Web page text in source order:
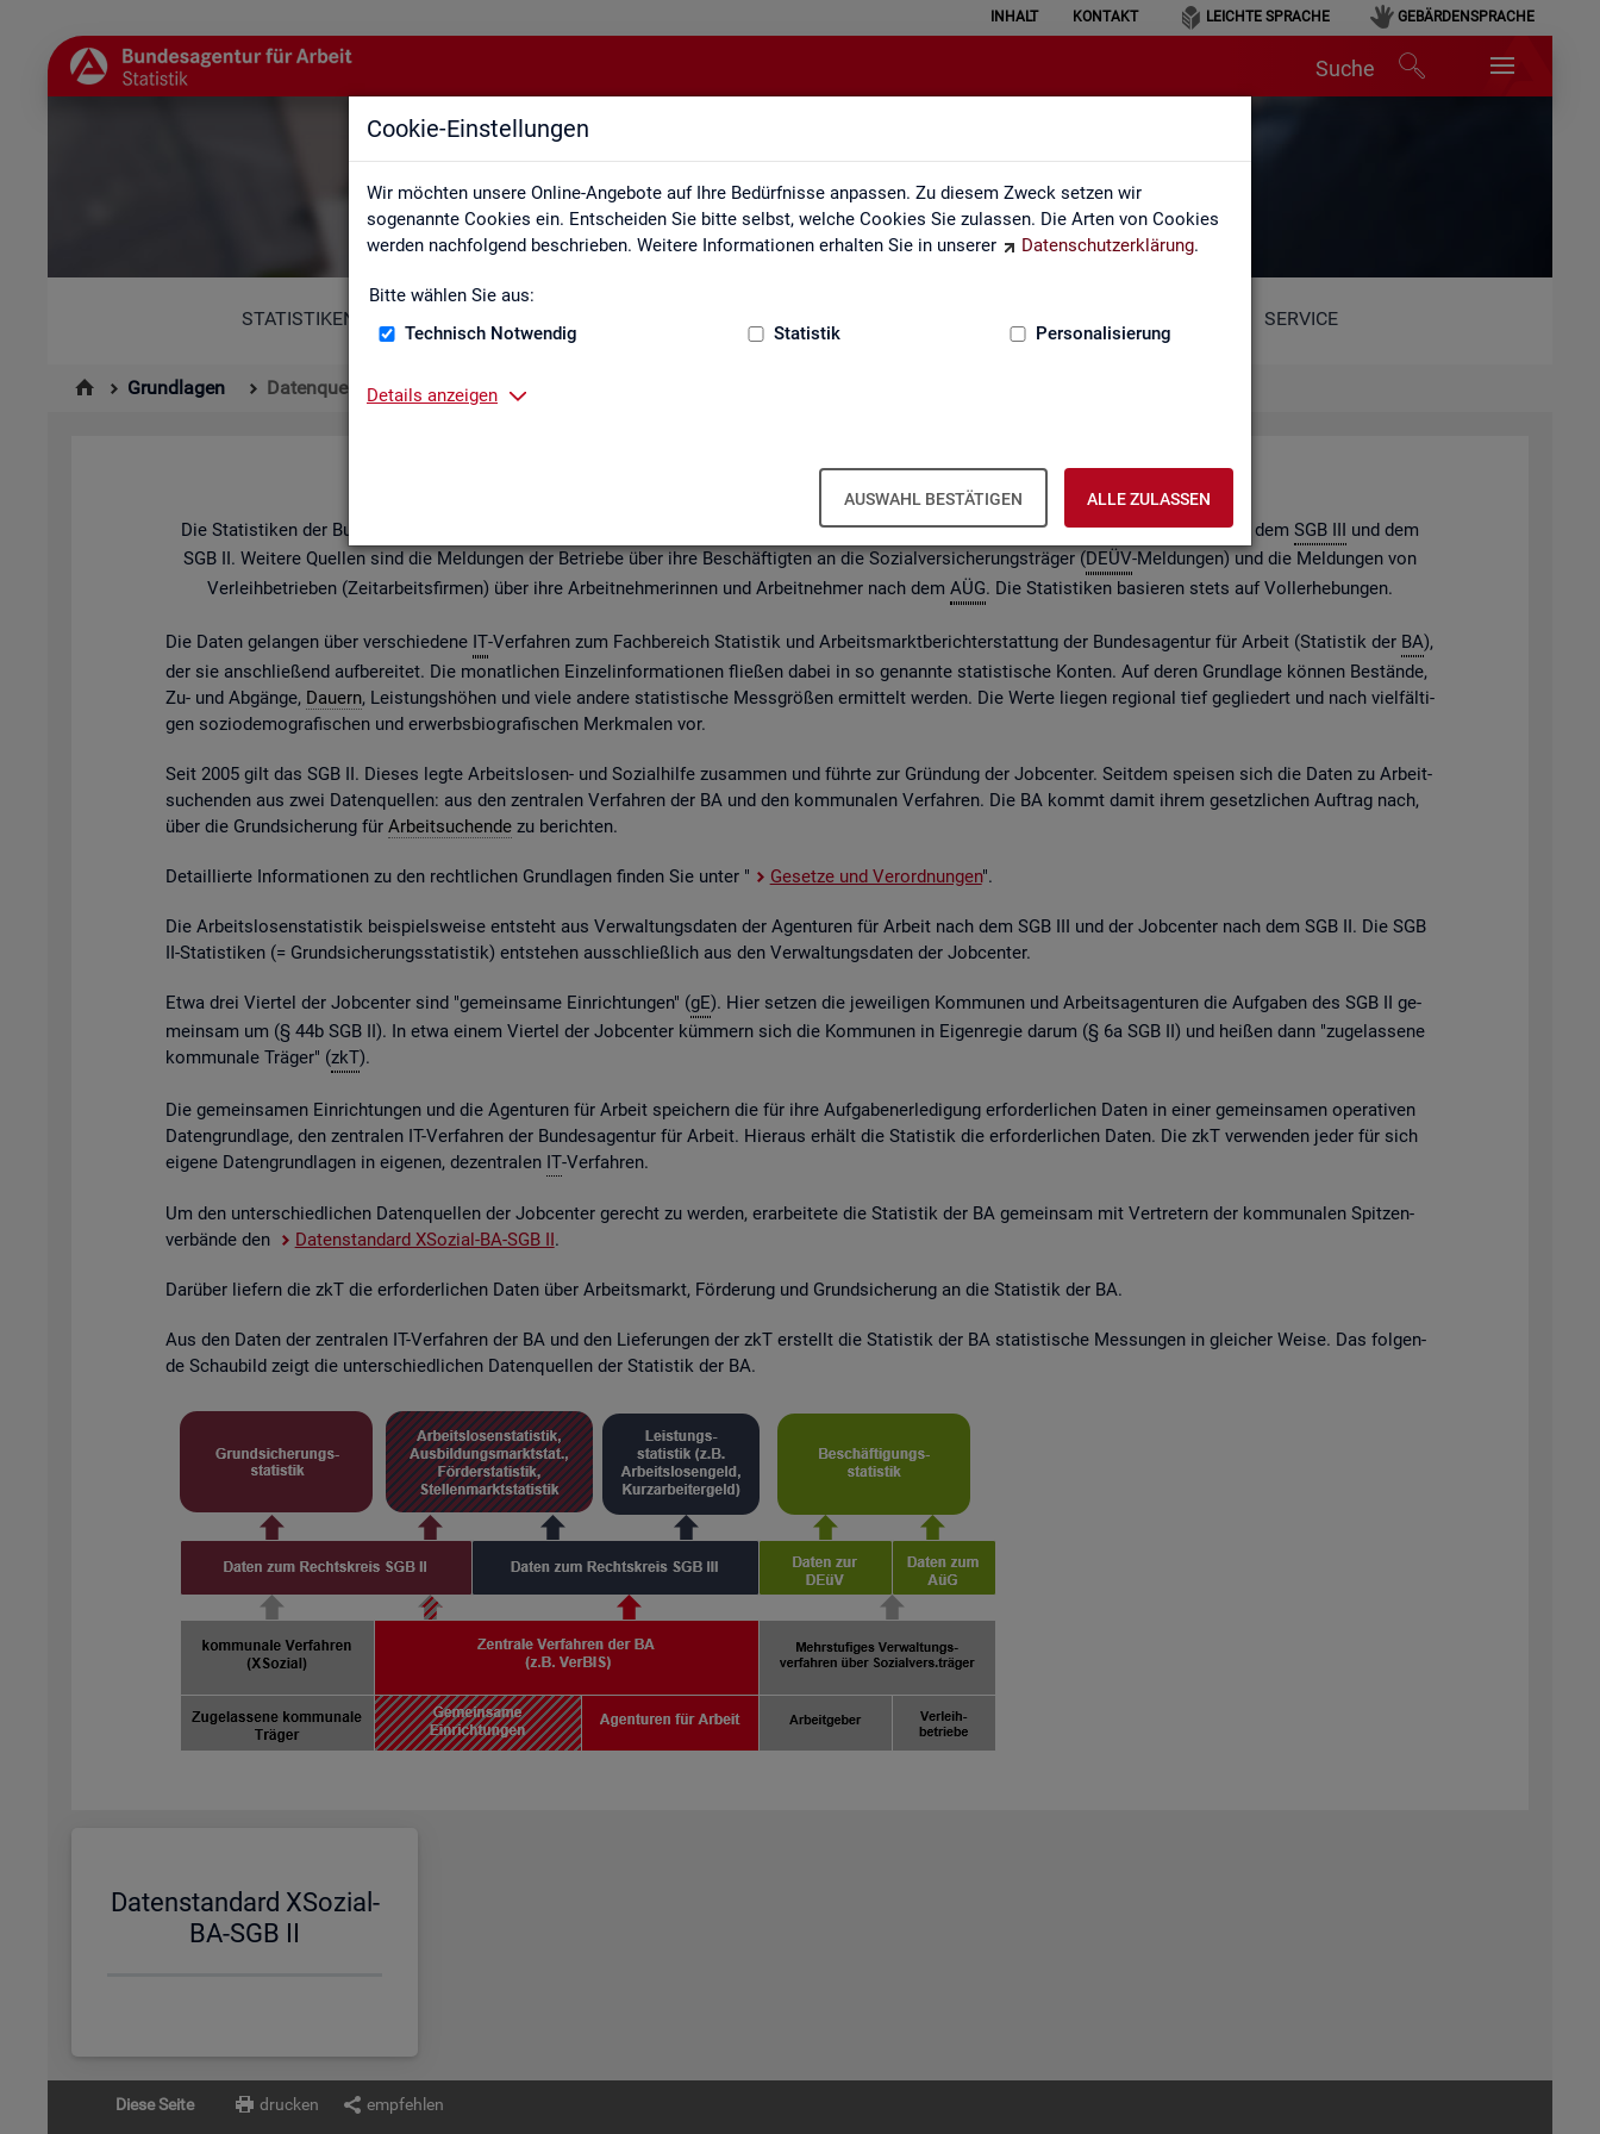
Cookie-Einstellungen
Wir möchten unsere Online-Angebote auf Ihre Bedürfnisse anpassen. Zu diesem Zweck setzen wir
sogenannte Cookies ein. Entscheiden Sie bitte selbst, welche Cookies Sie zulassen. Die Arten von Cookies
werden nachfolgend beschrieben. Weitere Informationen erhalten Sie in unserer
Datenschutzerklärung.
Bitte wählen Sie aus:
Technisch Notwendig
Statistik Personalisierung
Details anzeigen
AUSWAHL BESTÄTIGEN ALLE ZULASSEN
INHALT KONTAKT LEICHTE SPRACHE GEBÄRDENSPRACHE
Suche
Datenquellen
STATISTIKEN SERVICE
Grundlagen Datenquellen
Da­ten­quel­len
Die Sta­tis­ti­ken der Bun­des­agen­tur für Ar­beit ba­sie­ren über­wie­gend auf Ge­schäfts­da­ten der Agen­tu­ren für Ar­beit und derJob­cen­ternach dem SGB III und dem
SGB II. Wei­te­re Quel­len sind die Mel­dun­gen der Be­trie­be über ihre Be­schäf­tig­ten an die So­zi­al­ver­si­che­rungs­trä­ger (DEÜV-Mel­dun­gen) und die Mel­dun­gen von
Ver­leih­be­trie­ben (Zeit­ar­beits­fir­men) über ihre Ar­beit­neh­me­rin­nen und Ar­beit­neh­mer nach dem AÜG. Die Sta­tis­ti­ken ba­sie­ren stets auf Vol­l­er­he­bun­gen.
Die Daten ge­lan­gen über ver­schie­de­ne IT-Ver­fah­ren zum Fach­be­reich Sta­tis­tik und Ar­beits­markt­be­richt­erstat­tung der Bun­des­agen­tur für Ar­beit (Sta­tis­tik der BA),
der sie an­schlie­ßend auf­be­rei­tet. Die mo­nat­li­chen Ein­zel­in­for­ma­tio­nen flie­ßen dabei in so ge­nann­te sta­tis­ti­sche Kon­ten. Auf deren Grund­la­ge kön­nen Be­stän­de,
Zu- und Ab­gän­ge, Dau­ern, Leis­tungs­hö­hen und viele an­de­re sta­tis­ti­sche Mess­grö­ßen er­mit­telt wer­den. Die Werte lie­gen re­gio­nal tief ge­glie­dert und nach viel­fäl­ti­
gen so­zio­de­mo­gra­fi­schen und er­werbs­bio­gra­fi­schen Merk­ma­len vor.
Seit 2005 gilt das SGB II. Die­ses legte Ar­beits­lo­sen- und So­zi­al­hil­fe zu­sam­men und führ­te zur Grün­dung der Job­cen­ter. Seit­dem spei­sen sich die Daten zu Ar­beit­
su­chen­den aus zwei Da­ten­quel­len: aus den zen­tra­len Ver­fah­ren der BA und den kom­mu­na­len Ver­fah­ren. Die BA kommt damit ihrem ge­setz­li­chen Auf­trag nach,
über die Grund­si­che­rung für Ar­beit­su­chen­dezu be­rich­ten.
De­tail­lier­te In­for­ma­tio­nen zu den recht­li­chen Grund­la­gen fin­den Sie unter " Ge­set­ze und Ver­ord­nun­gen".
Die Ar­beits­lo­sen­sta­tis­tik bei­spiels­wei­se ent­steht aus Ver­wal­tungs­da­ten der Agen­tu­ren für Ar­beit nach dem SGB III und der Job­cen­ter nach dem SGB II. Die SGB
II-Sta­tis­ti­ken (= Grund­si­che­rungs­sta­tis­tik) ent­ste­hen aus­schlie­ß­lich aus den Ver­wal­tungs­da­ten der Job­cen­ter.
Etwa drei Vier­tel der Job­cen­ter sind "ge­mein­sa­me Ein­rich­tun­gen" (gE). Hier set­zen die je­wei­li­gen Kom­mu­nen und Ar­beits­agen­tu­ren die Auf­ga­ben des SGB II ge­
mein­sam um (§ 44b SGB II). In etwa einem Vier­tel der Job­cen­ter küm­mern sich die Kom­mu­nen in Ei­gen­re­gie darum (§ 6a SGB II) und hei­ßen dann "zu­ge­las­se­ne
kom­mu­na­le Trä­ger" (zkT).
Die ge­mein­sa­men Ein­rich­tun­gen und die Agen­tu­ren für Ar­beit spei­chern die für ihre Auf­ga­ben­er­le­di­gung er­for­der­li­chen Daten in einer ge­mein­sa­men ope­ra­ti­ven
Da­ten­grund­la­ge, den zen­tra­len IT-Ver­fah­ren der Bun­des­agen­tur für Ar­beit. Hier­aus er­hält die Sta­tis­tik die er­for­der­li­chen Daten. Die zkT ver­wen­den jeder für sich
ei­ge­ne Da­ten­grund­la­gen in ei­ge­nen, de­zen­tra­len IT-Ver­fah­ren.
Um den un­ter­schied­li­chen Da­ten­quel­len der Job­cen­ter ge­recht zu wer­den, er­ar­bei­te­te die Sta­tis­tik der BA ge­mein­sam mit Ver­tre­tern der kom­mu­na­len Spit­zen­
ver­bän­de den
Da­ten­stan­dard XSo­zi­al-BA-SGB II.
Dar­über lie­fern die zkT die er­for­der­li­chen Daten über Ar­beits­markt, För­de­rung und Grund­si­che­rung an die Sta­tis­tik der BA.
Aus den Daten der zen­tra­len IT-Ver­fah­ren der BA und den Lie­fe­run­gen der zkT er­stellt die Sta­tis­tik der BA sta­tis­ti­sche Mes­sun­gen in glei­cher Weise. Das fol­gen­
de Schau­bild zeigt die un­ter­schied­li­chen Da­ten­quel­len der Sta­tis­tik der BA.
Da­ten­stan­dard XSo­zi­al-
BA-SGB II
Diese Seite drucken empfehlen